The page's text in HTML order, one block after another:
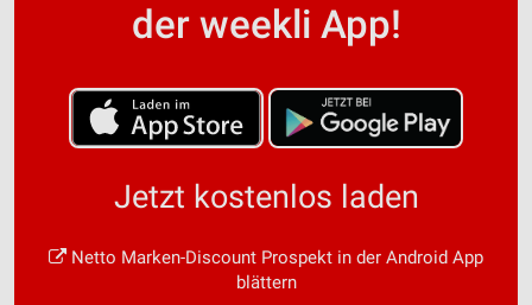
der weekli App!
Jetzt kostenlos laden
Netto Marken-Discount Prospekt in der Android App
blättern